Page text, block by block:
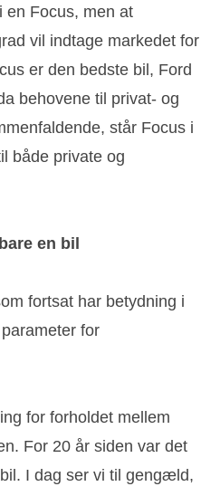
en Focus, men at
vil indtage markedet for
er den bedste bil, Ford
behovene til privat- og
står Focus i
både private og
en bil
fortsat har betydning i
for
for forholdet mellem
For 20 år siden var det
I dag ser vi til gengæld,